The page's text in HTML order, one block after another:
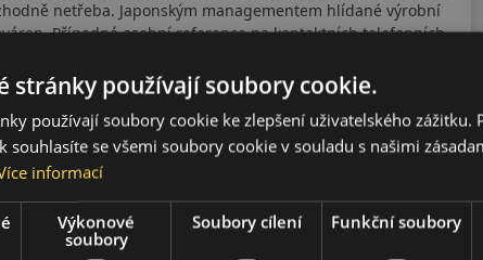
netřeba. Japonským managementem hlídané výrobní
Případná osobní reference na kontaktních telefonních
stránky používají soubory cookie.
používají soubory cookie ke zlepšení uživatelského zážitku.
souhlasíte se všemi soubory cookie v souladu s našimi
informací
Výkonové
soubory
Soubory cílení Funkční soubory